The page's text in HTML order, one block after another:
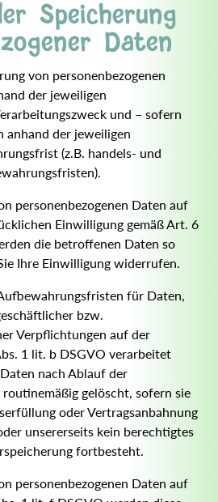
Speicherung
Daten
von personenbezogenen
der jeweiligen
und – sofern
anhand der jeweiligen
(z.B. handels- und
personenbezogenen Daten auf
Einwilligung gemäß Art. 6
die betroffenen Daten so
Ihre Einwilligung widerrufen.
für Daten,
bzw.
Verpflichtungen auf der
1 lit. b DSGVO verarbeitet
nach Ablauf der
gelöscht, sofern sie
oder Vertragsanbahnung
unsererseits kein berechtigtes
fortbesteht.
personenbezogenen Daten auf